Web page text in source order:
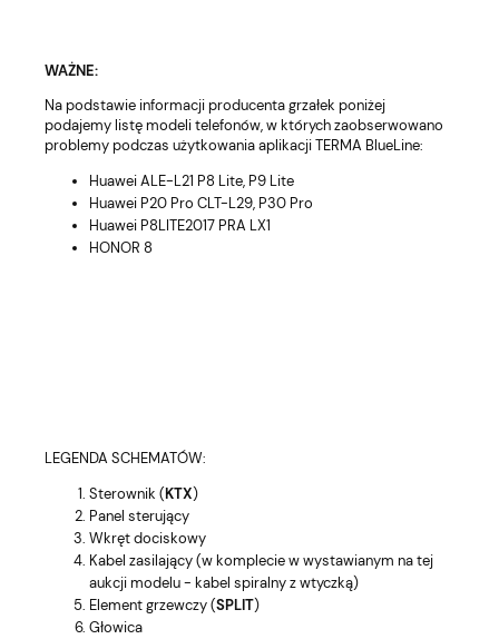
WAŻNE:
Na podstawie informacji producenta grzałek poniżej
podajemy listę modelitelefonów,wktórychzaobserwowano
problemy podczas użytkowaniaaplikacji TERMA BlueLine:
Huawei ALE-L21 P8 Lite, P9 Lite
Huawei P20 Pro CLT-L29, P30 Pro
Huawei P8LITE2017 PRA LX1
HONOR 8
LEGENDA SCHEMATÓW:
Sterownik (KTX)
Panel sterujący
Wkręt dociskowy
Kabel zasilający (w komplecie w wystawianym na tej
aukcji modelu - kabel spiralny z wtyczką)
Element grzewczy (SPLIT)
Głowica